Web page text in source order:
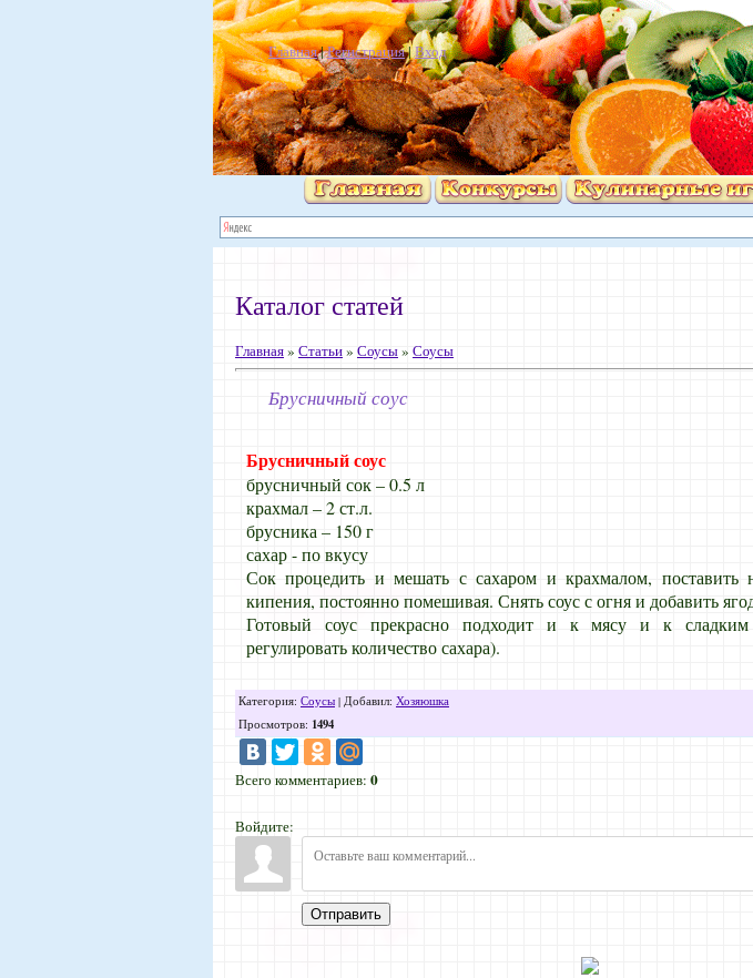
Главная|Регистрация|Вход
Каталог статей
Главная» Статьи» Соусы» Соусы
Брусничный соус
Брусничный соус
брусничный сок – 0.5 л
крахмал – 2 ст.л.
брусника – 150 г
сахар - по вкусу
Сок процедить и мешать с сахаром и крахмалом, поставить
кипения, постоянно помешивая. Снять соус с огня и добавить
Готовый соус прекрасно подходит и к мясу и к сладким
регулировать количество сахара).
Категория: Соусы | Добавил: Хозяюшка
Просмотров: 1494
Всего комментариев: 0
Войдите:
Отправить